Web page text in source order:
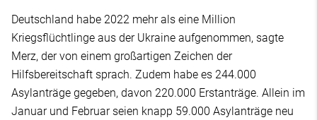
Deutschland habe 2022 mehr als eine Million
Kriegsflüchtlinge aus der Ukraine aufgenommen, sagte
Merz, der von einem großartigen Zeichen der
Hilfsbereitschaft sprach. Zudem habe es 244.000
Asylanträge gegeben, davon 220.000 Erstanträge. Allein im
Januar und Februar seien knapp 59.000 Asylanträge neu